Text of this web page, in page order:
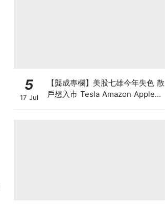
5
17 Jul
【龔成專欄】美股七雄今年失色 散
戶想入市 Tesla Amazon Apple誰